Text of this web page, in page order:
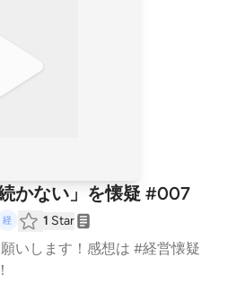
かない」を懐疑 #007
1 Star
いします！感想は #経営懐疑